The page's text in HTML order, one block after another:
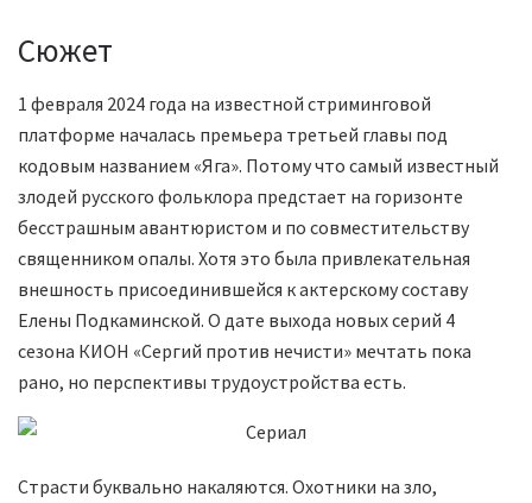
Сюжет
1 февраля 2024 года на известной стриминговой
платформе началась премьера третьей главы под
кодовым названием «Яга». Потому что самый известный
злодей русского фольклора предстает на горизонте
бесстрашным авантюристом и по совместительству
священником опалы. Хотя это была привлекательная
внешность присоединившейся к актерскому составу
Елены Подкаминской. О дате выхода новых серий 4
сезона КИОН «Сергий против нечисти» мечтать пока
рано, но перспективы трудоустройства есть.
Страсти буквально накаляются. Охотники на зло,